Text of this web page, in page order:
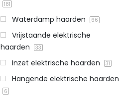
181
Waterdamp haarden 66
Vrijstaande elektrische
haarden
33
Inzet elektrische haarden 31
Hangende elektrische haarden
6